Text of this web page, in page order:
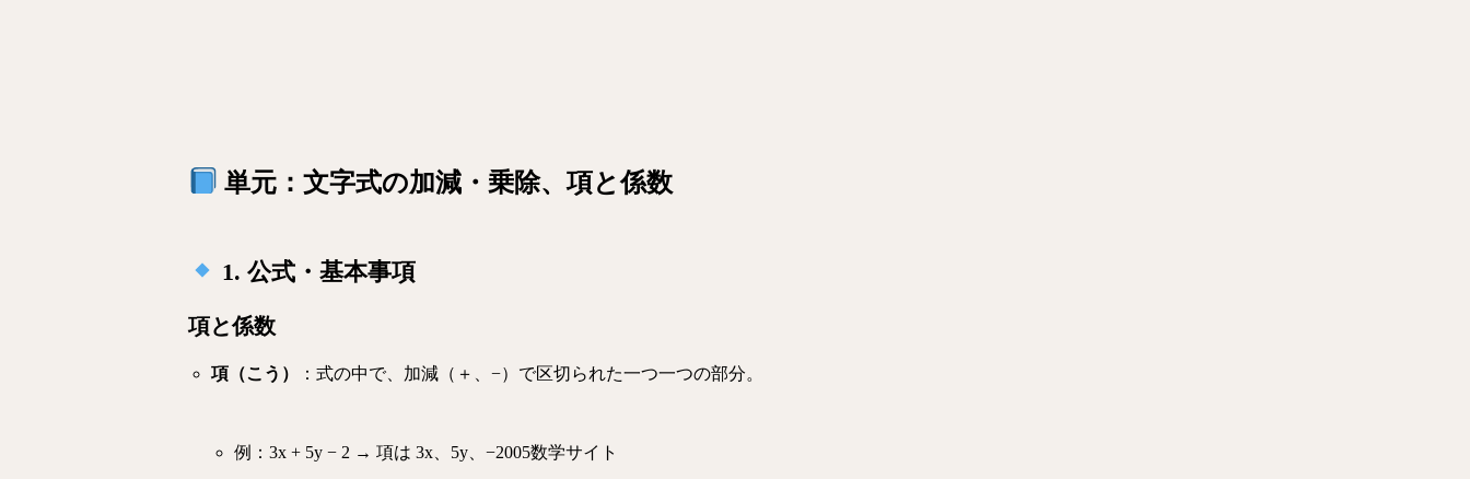
単元：文字式の加減・乗除、項と係数
1. 公式・基本事項
項と係数
項（こう） ：式の中で、加減（＋、−）で区切られた一つ一つの部分。
例： 3x + 5y − 2 → 項は 3x、5y、−2005数学サイト